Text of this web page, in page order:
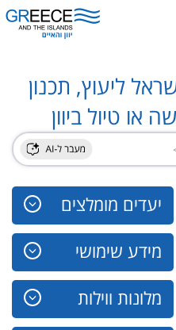
ליעוץ, תכנון
או טיול ביוון
יעדים מומלצים
מידע שימושי
מלונות ווילות